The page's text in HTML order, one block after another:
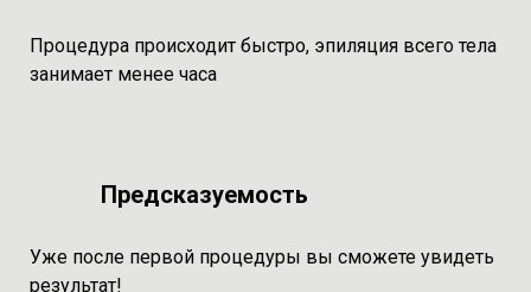
Процедура происходит быстро, эпиляция всего тела
занимает менее часа
Предсказуемость
Уже после первой процедуры вы сможете увидеть
результат!